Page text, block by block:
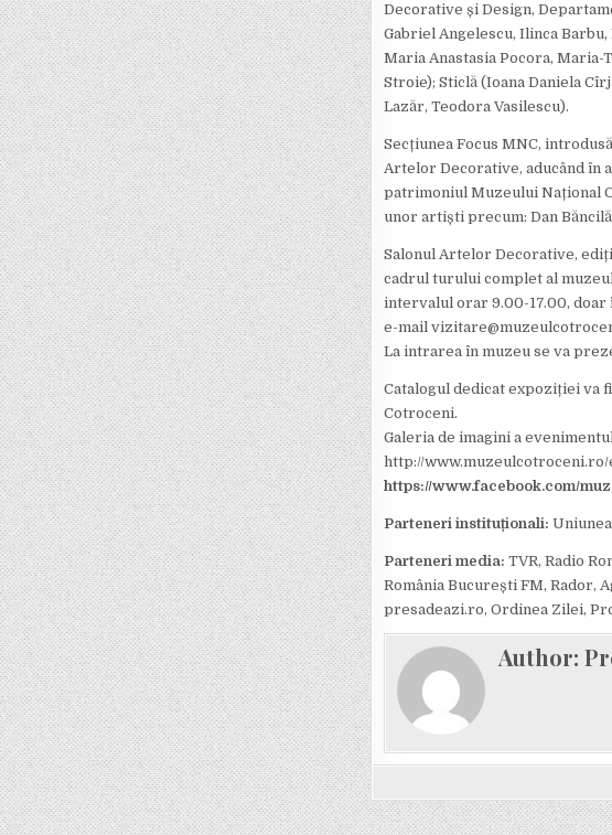
Decorative și Design,
Gabriel Angelescu, Ilinca
Maria Anastasia Pocora, Maria-
Stroie); Sticlă (Ioana Daniela
Lazăr, Teodora Vasilescu).
Secțiunea Focus MNC,
Artelor Decorative, aducând în
patrimoniul Muzeului Național
unor artiști precum: Dan Băncilă
Salonul Artelor Decorative,
cadrul turului complet al
intervalul orar 9.00-17.00, doar
e-mail
La intrarea în muzeu se va
Catalogul dedicat expoziției va
Cotroceni.
Galeria de imagini a
http://www.muzeulcotroceni.ro/
https://www.facebook.com/
Parteneri instituționali:
Parteneri media: TVR, Radio
România București FM, Rador,
presadeazi.ro, Ordinea Zilei,
Author: